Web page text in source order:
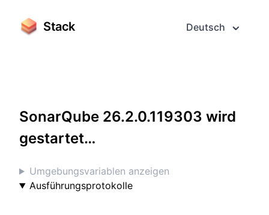
Stack Deutsch
SonarQube 26.2.0.119303 wird
gestartet…
Umgebungsvariablen anzeigen
Ausführungsprotokolle